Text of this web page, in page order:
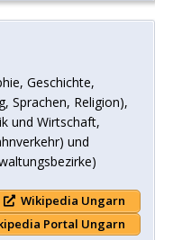
Geschichte,
Sprachen, Religion),
und Wirtschaft,
und
Wikipedia Ungarn
Portal Ungarn